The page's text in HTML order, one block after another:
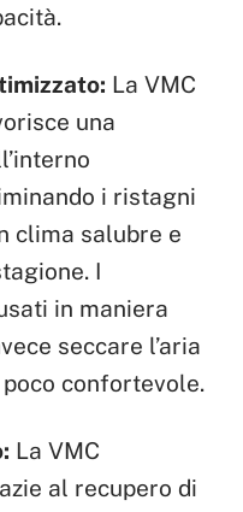
La VMC
una
i ristagni
clima salubre e
I
in maniera
seccare l’aria
confortevole.
La VMC
al recupero di